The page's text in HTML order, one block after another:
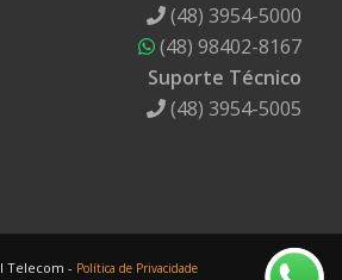
(48) 3954-5000
(48) 98402-8167
Suporte Técnico
(48) 3954-5005
Telecom - Política de Privacidade